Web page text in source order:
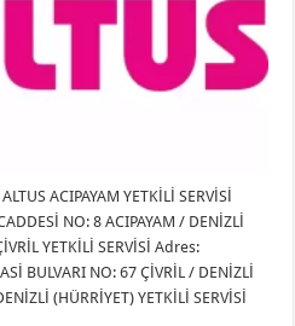
ACIPAYAM YETKİLİ SERVİSİ
NO: 8 ACIPAYAM / DENİZLİ
YETKİLİ SERVİSİ Adres:
BULVARI NO: 67 ÇİVRİL / DENİZLİ
(HÜRRİYET) YETKİLİ SERVİSİ